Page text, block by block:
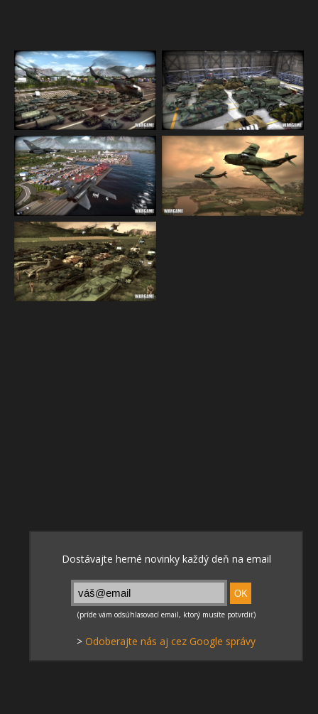
> Odoberajte nás aj cez Google správy